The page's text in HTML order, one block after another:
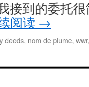
接到的委托
阅读 →
deeds, nom de plume, wwr